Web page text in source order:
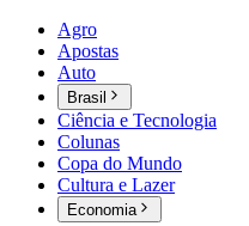
Agro
Apostas
Auto
Brasil
Ciência e Tecnologia
Colunas
Copa do Mundo
Cultura e Lazer
Economia